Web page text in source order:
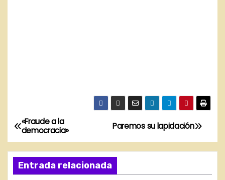
N
a
v
Paremos su lapidación
«Fraude a la
democracia»
Entrada relacionada